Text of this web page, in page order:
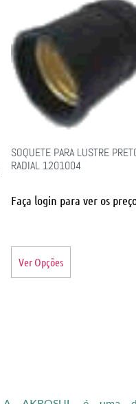
SOQUETE PARA LUSTRE
RADIAL 1201004
Faça login para ver os
Ver Opções